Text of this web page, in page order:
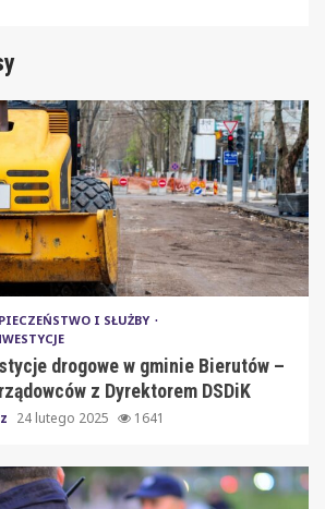
I SŁUŻBY
drogowe w gminie Bierutów –
z Dyrektorem DSDiK
24 lutego 2025 1641